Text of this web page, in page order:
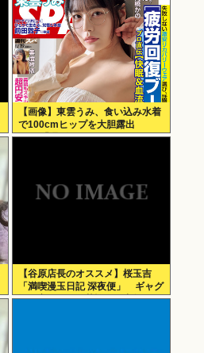
【画像】東雲うみ、食い込み水着
で100cmヒップを大胆露出
www「週刊SPA!」のグラビアオ
【谷原店長のオススメ】桜玉吉
「満喫漫玉日記 深夜便」 ギャグ
漫画家としての苦悩経た中年の日